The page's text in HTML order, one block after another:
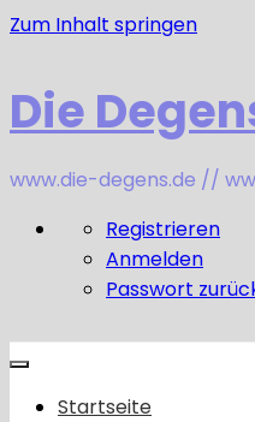
Zum Inhalt springen
Die
www.die-degens.de //
Registrieren
Anmelden
Passwort
Startseite